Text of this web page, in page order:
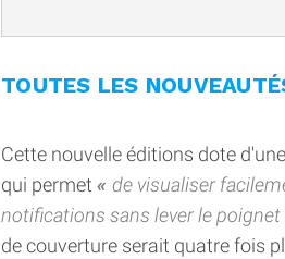
TOUTES LES
Cette nouvelle éditions dote d'une
qui permet
de visualiser
notifications sans lever le
de couverture serait quatre fois